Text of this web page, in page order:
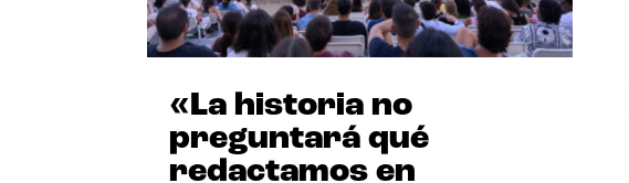
«La historia no
preguntará qué
redactamos en